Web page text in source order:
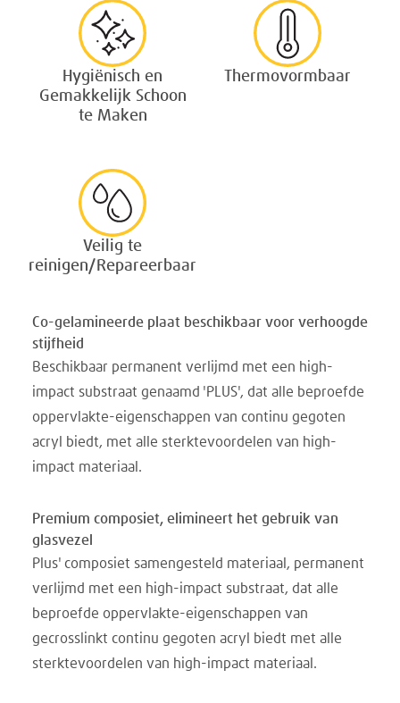
Hygiënisch en
Gemakkelijk Schoon
te Maken
Thermovormbaar
Veilig te
reinigen/Repareerbaar
Co-gelamineerde plaat beschikbaar voor verhoogde
stijfheid
Beschikbaar permanent verlijmd met een high-
impact substraat genaamd 'PLUS', dat alle beproefde
oppervlakte-eigenschappen van continu gegoten
acryl biedt, met alle sterktevoordelen van high-
impact materiaal.
Premium composiet, elimineert het gebruik van
glasvezel
Plus' composiet samengesteld materiaal, permanent
verlijmd met een high-impact substraat, dat alle
beproefde oppervlakte-eigenschappen van
gecrosslinkt continu gegoten acryl biedt met alle
sterktevoordelen van high-impact materiaal.